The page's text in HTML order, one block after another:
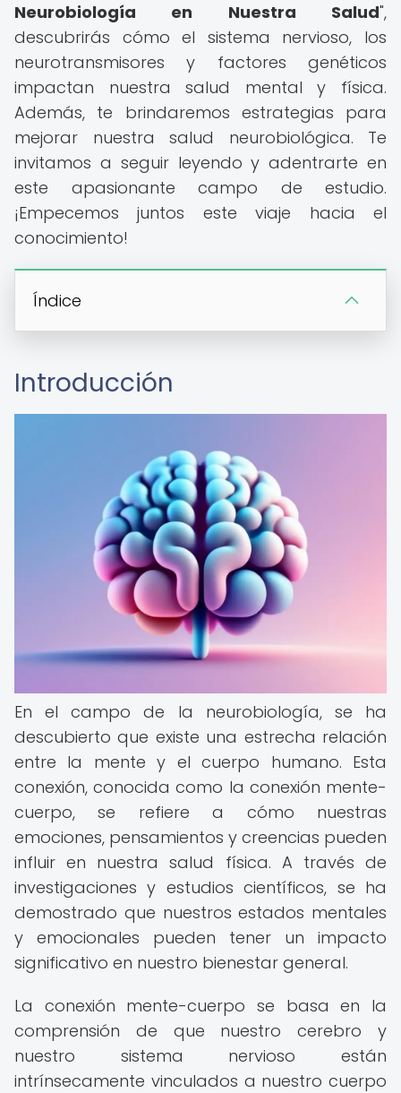
Neurobiología en Nuestra Salud",
descubrirás cómo el sistema nervioso, los
neurotransmisores y factores genéticos
impactan nuestra salud mental y física.
Además, te brindaremos estrategias para
mejorar nuestra salud neurobiológica. Te
invitamos a seguir leyendo y adentrarte en
este apasionante campo de estudio.
¡Empecemos juntos este viaje hacia el
conocimiento!
Índice
Introducción
En el campo de la neurobiología, se ha
descubierto que existe una estrecha relación
entre la mente y el cuerpo humano. Esta
conexión, conocida como la conexión mente-
cuerpo, se refiere a cómo nuestras
emociones, pensamientos y creencias pueden
influir en nuestra salud física. A través de
investigaciones y estudios científicos, se ha
demostrado que nuestros estados mentales
y emocionales pueden tener un impacto
significativo en nuestro bienestar general.
La conexión mente-cuerpo se basa en la
comprensión de que nuestro cerebro y
nuestro sistema nervioso están
intrínsecamente vinculados a nuestro cuerpo